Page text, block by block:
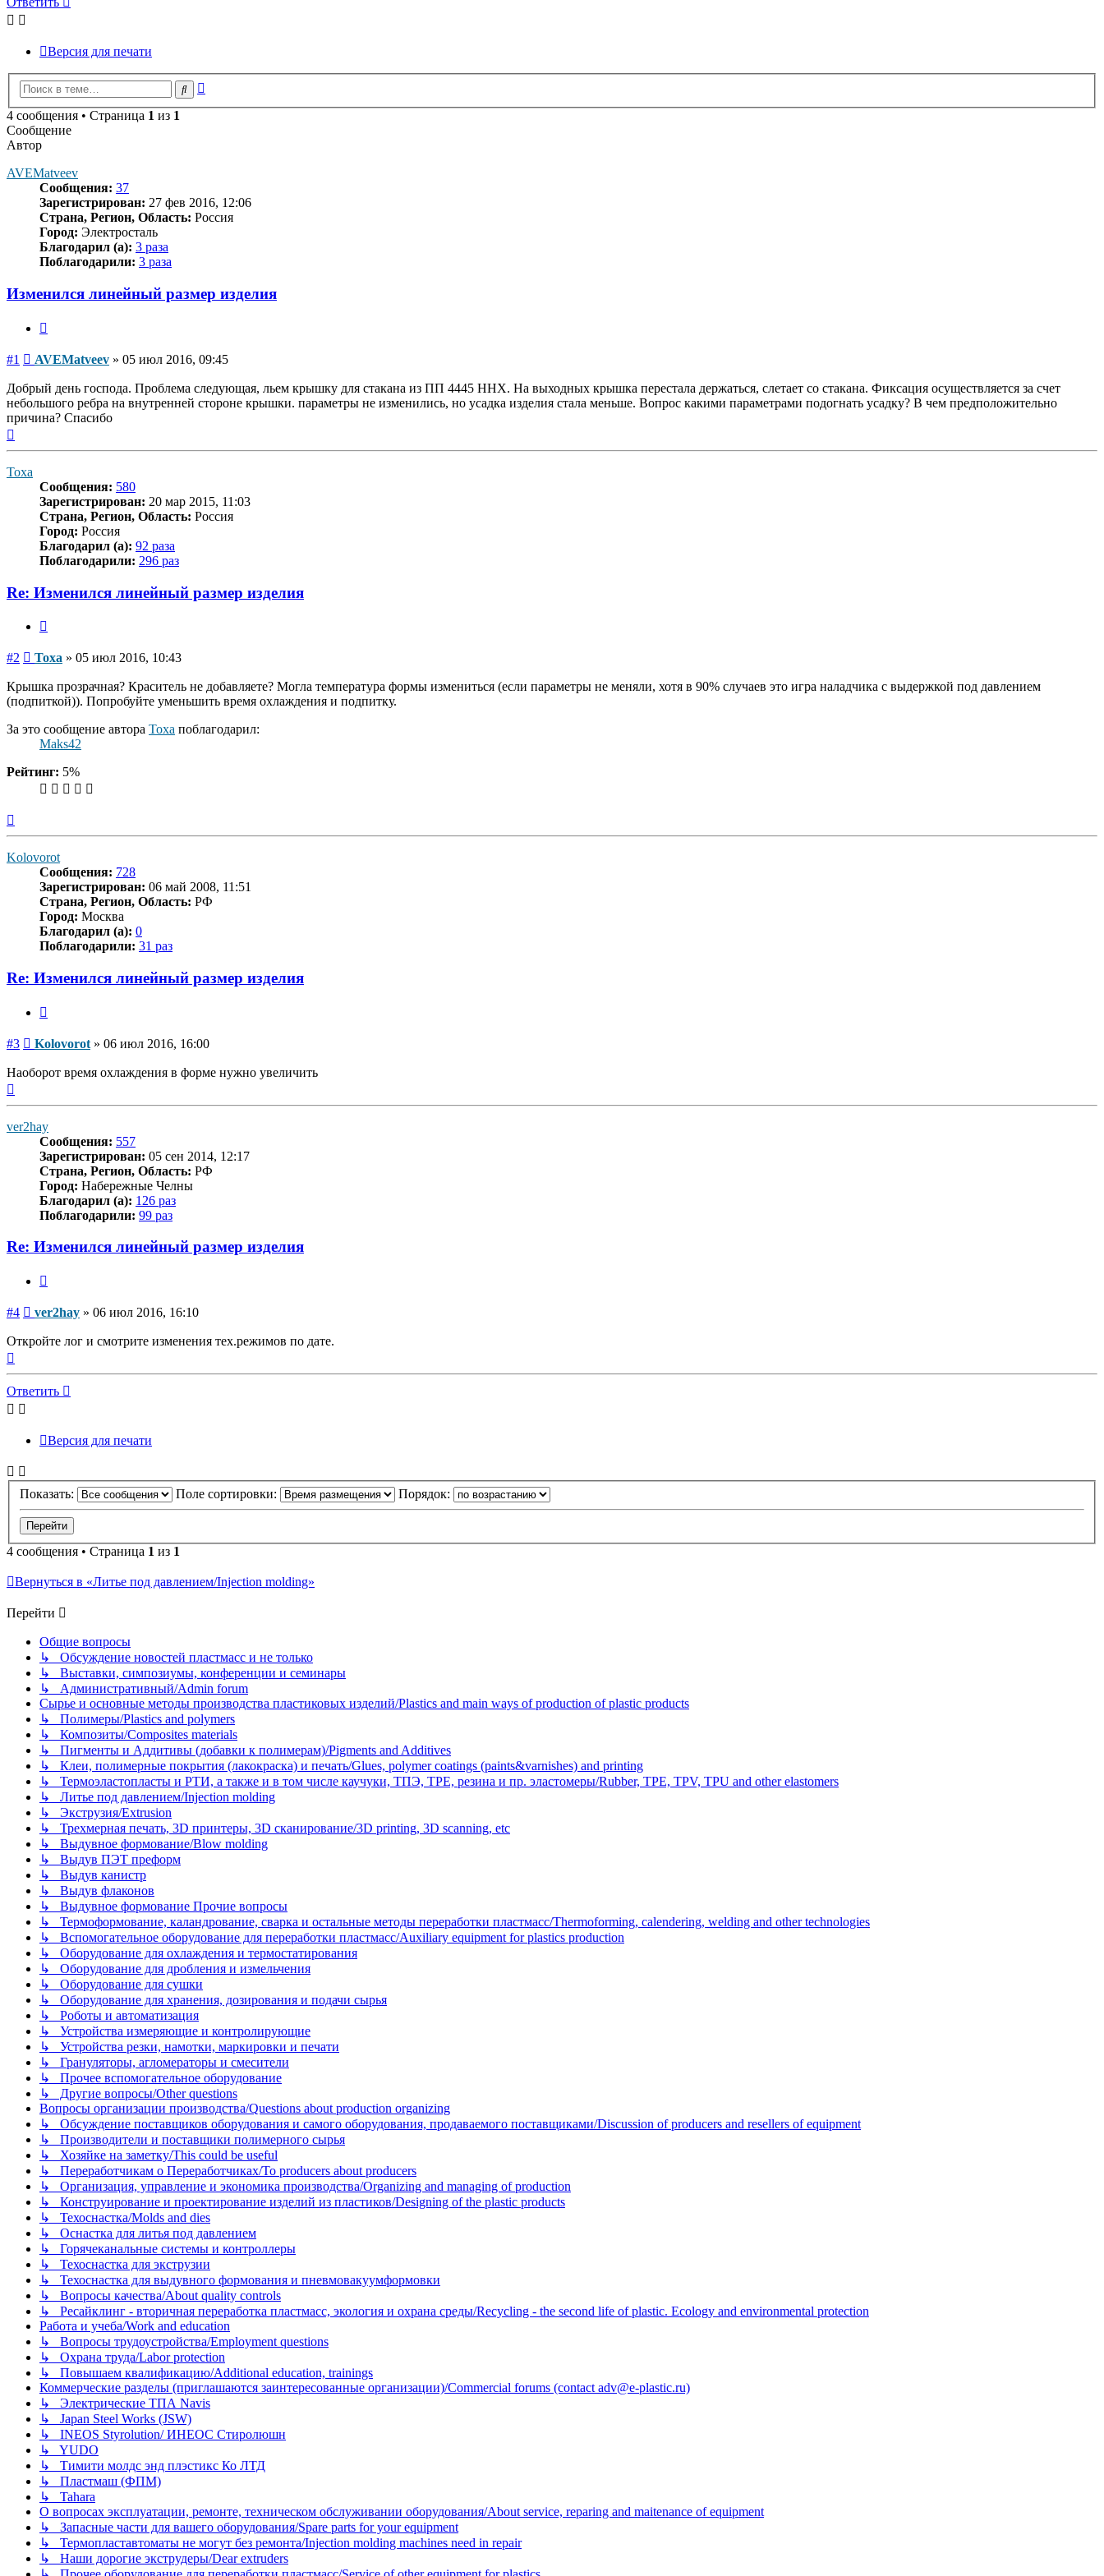
Версия для печати
Поиск
4 сообщения • Страница 1 из 1
Сообщение
Автор
AVEMatveev
Сообщения: 37
Зарегистрирован: 27 фев 2016, 12:06
Страна, Регион, Область: Россия
Город: Электросталь
Благодарил (а): 3 раза
Поблагодарили: 3 раза
Изменился линейный размер изделия
#1 Сообщение
AVEMatveev » 05 июл 2016, 09:45
Добрый день господа. Проблема следующая, льем крышку для стакана из ПП 4445 ННХ. На выходных крышка перестала держаться, слетает со стакана. Фиксация осуществляется за счет
небольшого ребра на внутренней стороне крышки. параметры не изменились, но усадка изделия стала меньше. Вопрос какими параметрами подогнать усадку? В чем предположительно
причина? Спасибо
Тоха
Сообщения: 580
Зарегистрирован: 20 мар 2015, 11:03
Страна, Регион, Область: Россия
Город: Россия
Благодарил (а): 92 раза
Поблагодарили: 296 раз
Re: Изменился линейный размер изделия
#2 Сообщение
Тоха » 05 июл 2016, 10:43
Крышка прозрачная? Краситель не добавляете? Могла температура формы измениться (если параметры не меняли, хотя в 90% случаев это игра наладчика с выдержкой под давлением
(подпиткой)). Попробуйте уменьшить время охлаждения и подпитку.
За это сообщение автора Тоха поблагодарил:
Maks42
Рейтинг: 5%
Kolovorot
Сообщения: 728
Зарегистрирован: 06 май 2008, 11:51
Страна, Регион, Область: РФ
Город: Москва
Благодарил (а): 0
Поблагодарили: 31 раз
Re: Изменился линейный размер изделия
#3 Сообщение
Kolovorot » 06 июл 2016, 16:00
Наоборот время охлаждения в форме нужно увеличить
ver2hay
Сообщения: 557
Зарегистрирован: 05 сен 2014, 12:17
Страна, Регион, Область: РФ
Город: Набережные Челны
Благодарил (а): 126 раз
Поблагодарили: 99 раз
Re: Изменился линейный размер изделия
#4 Сообщение
ver2hay » 06 июл 2016, 16:10
Откройте лог и смотрите изменения тех.режимов по дате.
началу
Ответить
Версия для печати
Показать: Поле сортировки: Порядок:
4 сообщения • Страница 1 из 1
Вернуться в «Литье под давлением/Injection molding»
Перейти
Общие вопросы
↳ Обсуждение новостей пластмасс и не только
↳ Выставки, симпозиумы, конференции и семинары
↳ Административный/Admin forum
Сырье и основные методы производства пластиковых изделий/Plastics and main ways of production of plastic products
↳ Полимеры/Plastics and polymers
↳ Композиты/Сomposites materials
↳ Пигменты и Аддитивы (добавки к полимерам)/Pigments and Additives
↳ Клеи, полимерные покрытия (лакокраска) и печать/Glues, polymer coatings (paints&varnishes) and printing
↳ Термоэластопласты и РТИ, а также и в том числе каучуки, ТПЭ, TPE, резина и пр. эластомеры/Rubber, TPE, TPV, TPU and other elastomers
↳ Литье под давлением/Injection molding
↳ Экструзия/Extrusion
↳ Трехмерная печать, 3D принтеры, 3D сканирование/3D printing, 3D scanning, etc
↳ Выдувное формование/Blow molding
↳ Выдув ПЭТ преформ
↳ Выдув канистр
↳ Выдув флаконов
↳ Выдувное формование Прочие вопросы
↳ Термоформование, каландрование, сварка и остальные методы переработки пластмасс/Thermoforming, calendering, welding and other technologies
↳ Вспомогательное оборудование для переработки пластмасс/Auxiliary equipment for plastics production
↳ Оборудование для охлаждения и термостатирования
↳ Оборудование для дробления и измельчения
↳ Оборудование для сушки
↳ Оборудование для хранения, дозирования и подачи сырья
↳ Роботы и автоматизация
↳ Устройства измеряющие и контролирующие
↳ Устройства резки, намотки, маркировки и печати
↳ Грануляторы, агломераторы и смесители
↳ Прочее вспомогательное оборудование
↳ Другие вопросы/Other questions
Вопросы организации производства/Questions about production organizing
↳ Обсуждение поставщиков оборудования и самого оборудования, продаваемого поставщиками/Discussion of producers and resellers of equipment
↳ Производители и поставщики полимерного сырья
↳ Хозяйке на заметку/This could be useful
↳ Переработчикам о Переработчиках/To producers about producers
↳ Организация, управление и экономика производства/Organizing and managing of production
↳ Конструирование и проектирование изделий из пластиков/Designing of the plastic products
↳ Техоснастка/Molds and dies
↳ Оснастка для литья под давлением
↳ Горячеканальные системы и контроллеры
↳ Техоснастка для экструзии
↳ Техоснастка для выдувного формования и пневмовакуумформовки
↳ Вопросы качества/About quality controls
↳ Ресайклинг - вторичная переработка пластмасс, экология и охрана среды/Recycling - the second life of plastic. Ecology and environmental protection
Работа и учеба/Work and education
↳ Вопросы трудоустройства/Employment questions
↳ Охрана труда/Labor protection
↳ Повышаем квалификацию/Additional education, trainings
Коммерческие разделы (приглашаются заинтересованные организации)/Commercial forums (contact adv@e-plastic.ru)
↳ Электрические ТПА Navis
↳ Japan Steel Works (JSW)
↳ INEOS Styrolution/ ИНЕОС Стиролюшн
↳ YUDO
↳ Тимити молдс энд плэстикс Ко ЛТД
↳ Пластмаш (ФПМ)
↳ Tahara
О вопросах эксплуатации, ремонте, техническом обслуживании оборудования/About service, reparing and maitenance of equipment
↳ Запасные части для вашего оборудования/Spare parts for your equipment
↳ Термопластавтоматы не могут без ремонта/Injection molding machines need in repair
↳ Наши дорогие экструдеры/Dear extruders